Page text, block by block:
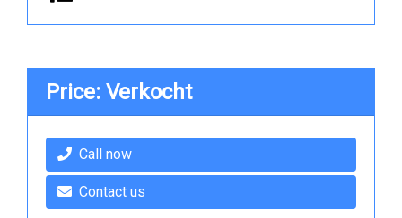
Price: Verkocht
Call now
Contact us